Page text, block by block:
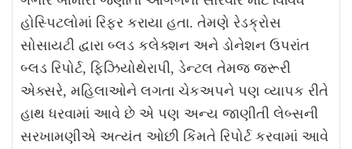
હોસ્પિટલોમાં રિફર કરાયા હતા. તેમણે રેડક્રોસ
સોસાયટી દ્વારા બ્લડ કલેક્શન અને ડોનેશન ઉપરાંત
બ્લડ રિપોર્ટ, ફિઝિયોથેરાપી, ડેન્ટલ તેમજ જરૂરી
એક્સરે, મહિલાઓને લગતા ચેકઅપને પણ વ્યાપક રીતે
હાથ ધરવામાં આવે છે એ પણ અન્ય જાણીતી લેબ્સની
સરખામણીએ અત્યંત ઓછી કિંમતે રિપોર્ટ કરવામાં આવે